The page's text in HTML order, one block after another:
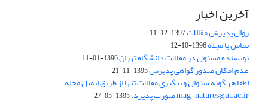
آخرین اخبار
روال پذیرش مقالات1397-12-11
تماس با مجله1396-10-12
نویسنده مسئول در مقالات دانشگاه تهران1396-01-11
عدم امکان صدور گواهی پذیرش1395-11-21
لطفا هر گونه سئوال و پیگیری مقالات تنها از طریق ایمیل مجله
mag_natures@ut.ac.ir صورت پذیرد. 1395-05-27